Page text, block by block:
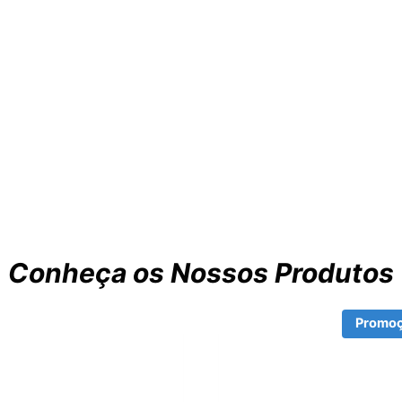
Conheça os Nossos Produtos